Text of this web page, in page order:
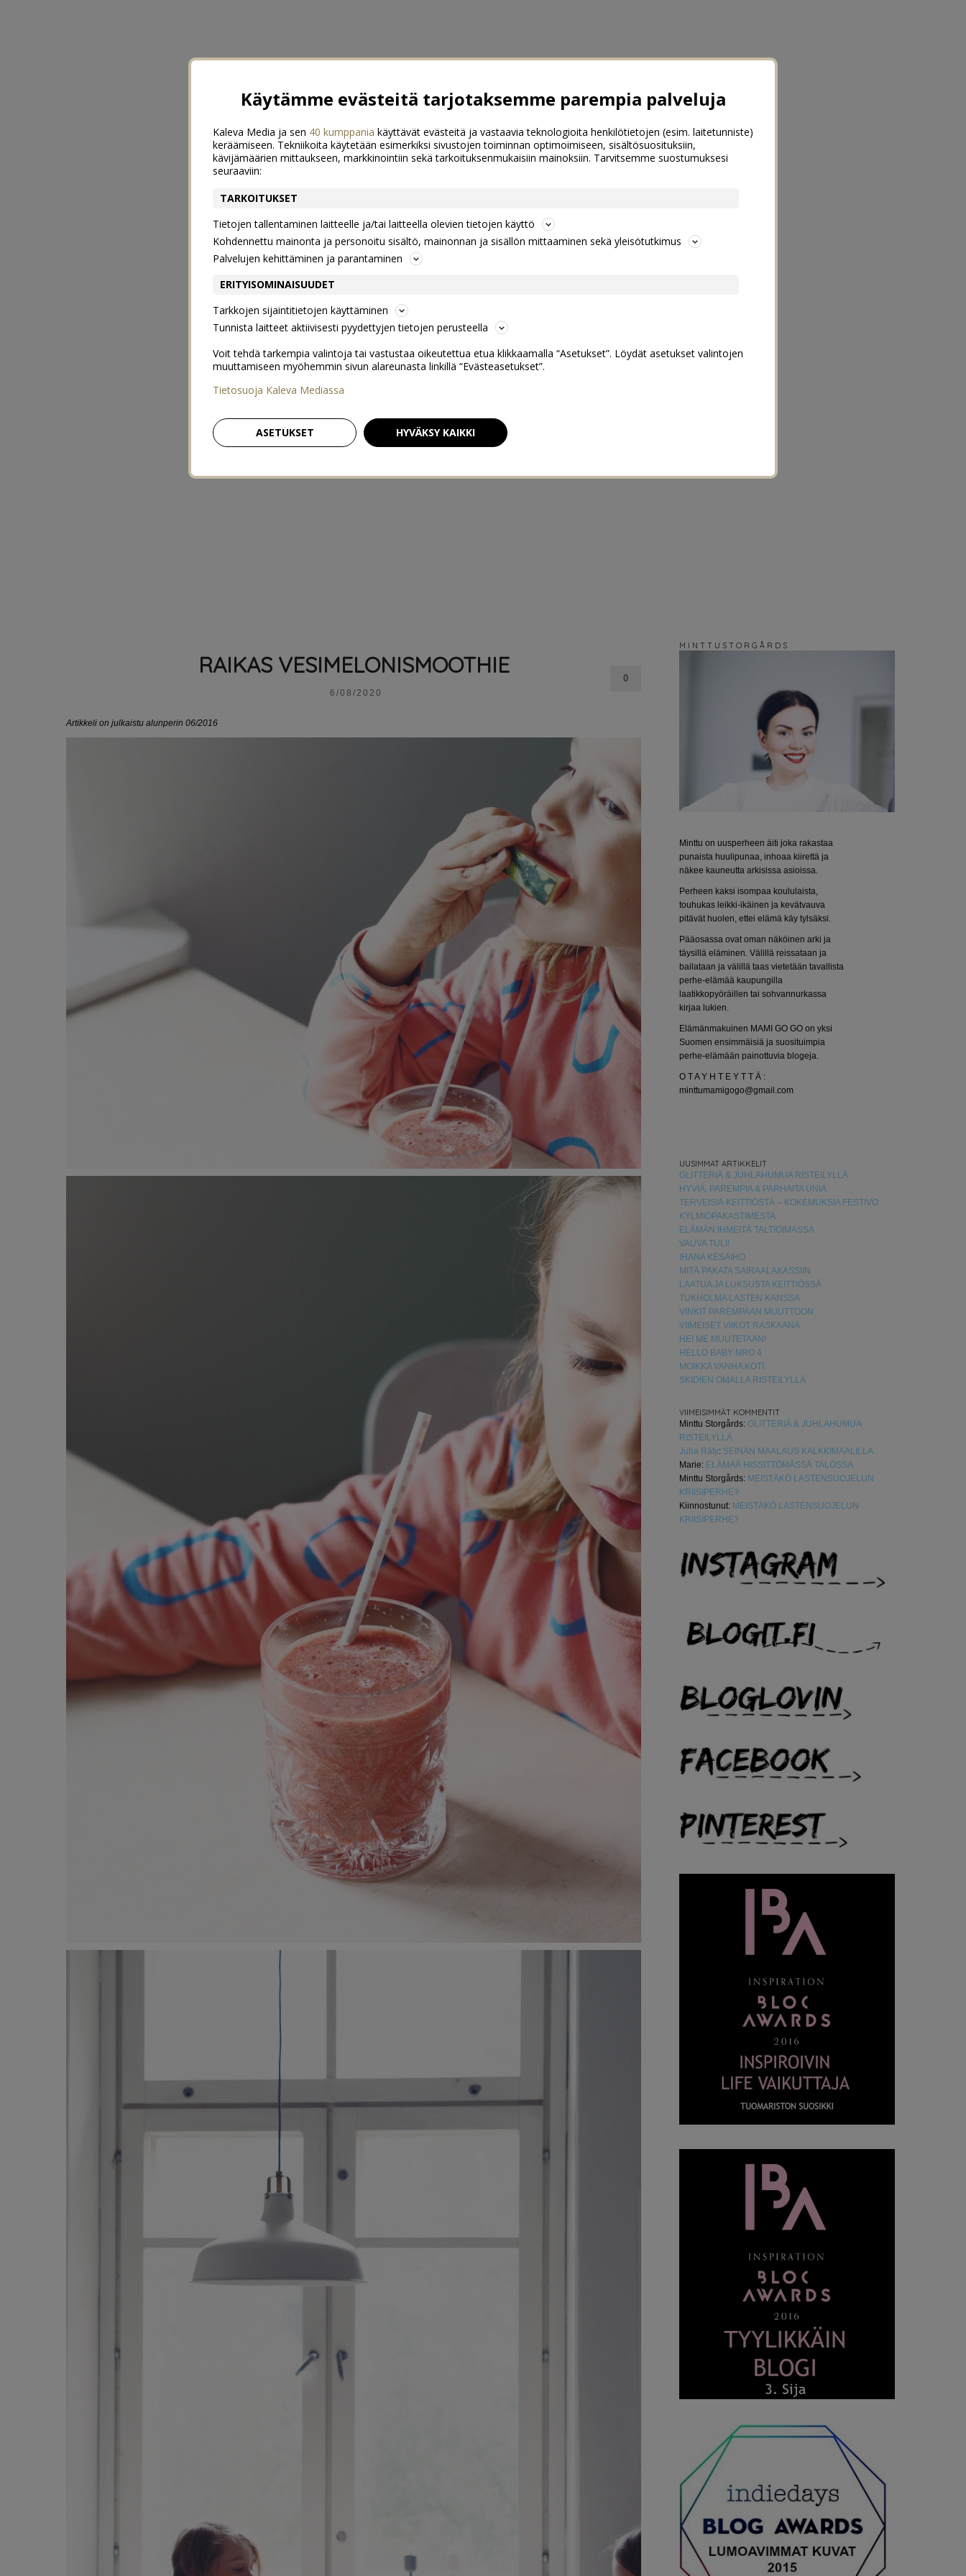
RAIKAS VESIMELONISMOOTHIE
6/08/2020
0
Artikkeli on julkaistu alunperin 06/2016
M I N T T U S T O R G Å R D S
Minttu on uusperheen äiti joka rakastaa
punaista huulipunaa, inhoaa kiirettä ja
näkee kauneutta arkisissa asioissa.
Perheen kaksi isompaa koululaista,
touhukas leikki-ikäinen ja kevätvauva
pitävät huolen, ettei elämä käy tylsäksi.
Pääosassa ovat oman näköinen arki ja
täysillä eläminen. Välillä reissataan ja
bailataan ja välillä taas vietetään tavallista
perhe-elämää kaupungilla
laatikkopyöräillen tai sohvannurkassa
kirjaa lukien.
Elämänmakuinen MAMI GO GO on yksi
Suomen ensimmäisiä ja suosituimpia
perhe-elämään painottuvia blogeja.
O T A Y H T E Y T T Ä :
minttumamigogo@gmail.com
UUSIMMAT ARTIKKELIT
GLITTERIÄ & JUHLAHUMUA RISTEILYLLÄ
HYVIÄ, PAREMPIA & PARHAITA UNIA
TERVEISIÄ KEITTIÖSTÄ – KOKEMUKSIA FESTIVO
KYLMIÖPAKASTIMESTA
ELÄMÄN IHMEITÄ TALTIOIMASSA
VAUVA TULI!
IHANA KESÄIHO
MITÄ PAKATA SAIRAALAKASSIIN
LAATUA JA LUKSUSTA KEITTIÖSSÄ
TUKHOLMA LASTEN KANSSA
VINKIT PAREMPAAN MUUTTOON
VIIMEISET VIIKOT RASKAANA
HEI ME MUUTETAAN!
HELLO BABY NRO 4
MOIKKA VANHA KOTI
SKIDIEN OMALLA RISTEILYLLÄ
VIIMEISIMMÄT KOMMENTIT
Minttu Storgårds: GLITTERIÄ & JUHLAHUMUA
RISTEILYLLÄ
Juha Räty: SEINÄN MAALAUS KALKKIMAALILLA
Marie: ELÄMÄÄ HISSITTÖMÄSSÄ TALOSSA
Minttu Storgårds: MEISTÄKÖ LASTENSUOJELUN
KRIISIPERHE?
Kiinnostunut: MEISTÄKÖ LASTENSUOJELUN
KRIISIPERHE?
Käytämme evästeitä tarjotaksemme parempia palveluja
Kaleva Media ja sen 40 kumppania käyttävät evästeitä ja vastaavia teknologioita henkilötietojen (esim. laitetunniste)
keräämiseen. Tekniikoita käytetään esimerkiksi sivustojen toiminnan optimoimiseen, sisältösuosituksiin,
kävijämäärien mittaukseen, markkinointiin sekä tarkoituksenmukaisiin mainoksiin. Tarvitsemme suostumuksesi
seuraaviin:
TARKOITUKSET
Tietojen tallentaminen laitteelle ja/tai laitteella olevien tietojen käyttö
Kohdennettu mainonta ja personoitu sisältö, mainonnan ja sisällön mittaaminen sekä yleisötutkimus
Palvelujen kehittäminen ja parantaminen
ERITYISOMINAISUUDET
Tarkkojen sijaintitietojen käyttäminen
Tunnista laitteet aktiivisesti pyydettyjen tietojen perusteella
Voit tehdä tarkempia valintoja tai vastustaa oikeutettua etua klikkaamalla “Asetukset”. Löydät asetukset valintojen
muuttamiseen myöhemmin sivun alareunasta linkillä “Evästeasetukset”.
Tietosuoja Kaleva Mediassa
ASETUKSET HYVÄKSY KAIKKI